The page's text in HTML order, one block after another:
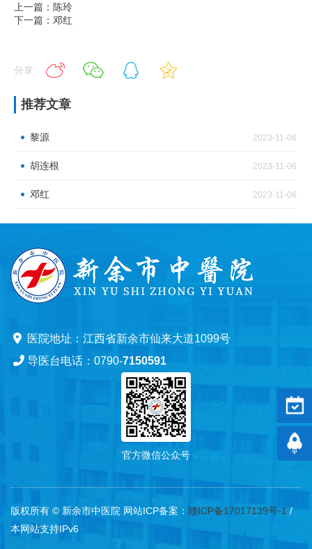
上一篇：陈玲
下一篇：邓红
分享
推荐文章
黎源 2023-11-06
胡连根 2023-11-06
邓红 2023-11-06
医院地址：江西省新余市仙来大道1099号
导医台电话：0790-7150591
官方微信公众号
版权所有 © 新余市中医院 网站ICP备案： 赣ICP备17017139号-1 /
本网站支持IPv6
预约
返回